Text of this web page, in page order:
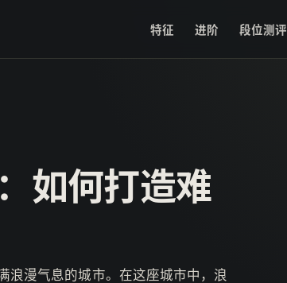
特征 进阶 段位测评
如何打造难
漫气息的城市。在这座城市中，浪